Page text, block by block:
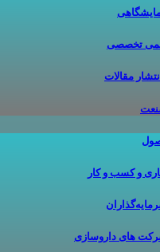
تخصصی
مقالات
و کسب و کار
شرکت های داروسازی